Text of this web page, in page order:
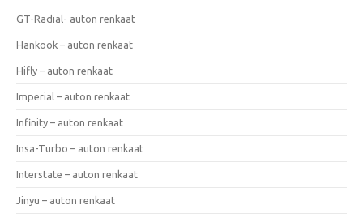
GT-Radial- auton renkaat
Hankook – auton renkaat
Hifly – auton renkaat
Imperial – auton renkaat
Infinity – auton renkaat
Insa-Turbo – auton renkaat
Interstate – auton renkaat
Jinyu – auton renkaat